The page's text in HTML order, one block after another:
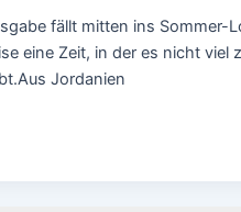
fällt mitten ins Sommer-
eine Zeit, in der es nicht viel
Jordanien